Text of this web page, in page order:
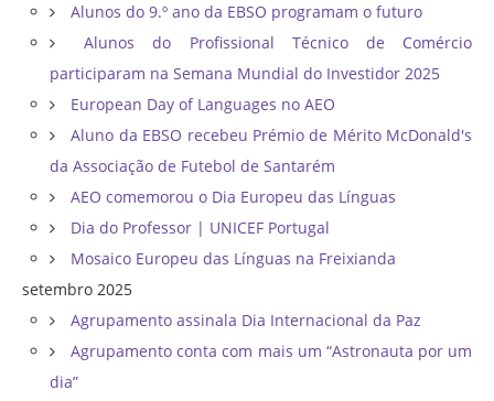
Alunos do 9.º ano da EBSO programam o futuro
Alunos do Profissional Técnico de Comércio
participaram na Semana Mundial do Investidor 2025
European Day of Languages no AEO
Aluno da EBSO recebeu Prémio de Mérito McDonald's
da Associação de Futebol de Santarém
AEO comemorou o Dia Europeu das Línguas
Dia do Professor | UNICEF Portugal
Mosaico Europeu das Línguas na Freixianda
setembro 2025
Agrupamento assinala Dia Internacional da Paz
Agrupamento conta com mais um “Astronauta por um
dia”